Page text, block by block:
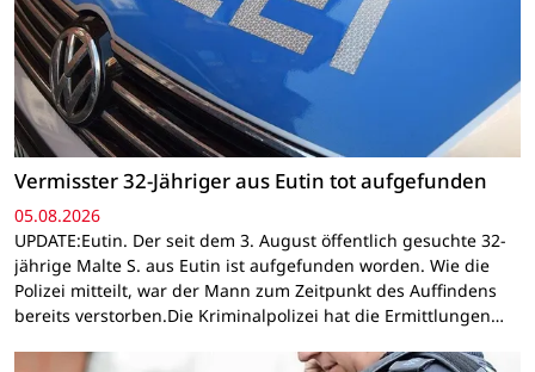
Vermisster 32-Jähriger aus Eutin tot aufgefunden
05.08.2026
UPDATE:Eutin. Der seit dem 3. August öffentlich gesuchte 32-
jährige Malte S. aus Eutin ist aufgefunden worden. Wie die
Polizei mitteilt, war der Mann zum Zeitpunkt des Auffindens
bereits verstorben.Die Kriminalpolizei hat die Ermittlungen…